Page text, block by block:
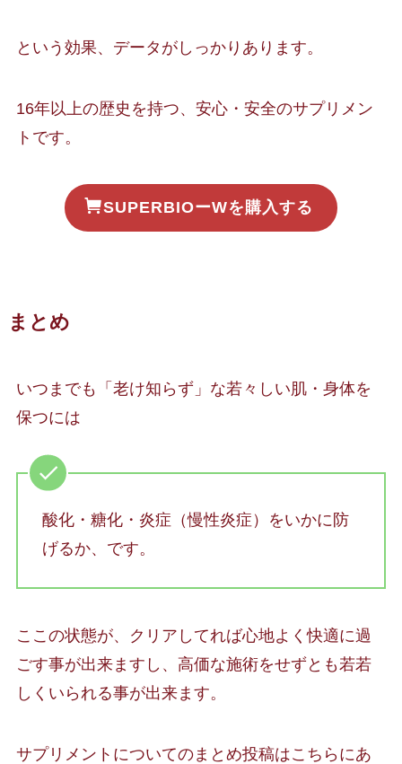
という効果、データがしっかりあります。
16年以上の歴史を持つ、安心・安全のサプリメン
トです。
SUPERBIOーWを購入する
まとめ
いつまでも「老け知らず」な若々しい肌・身体を
保つには
酸化・糖化・炎症（慢性炎症）をいかに防
げるか、です。
ここの状態が、クリアしてれば心地よく快適に過
ごす事が出来ますし、高価な施術をせずとも若若
しくいられる事が出来ます。
サプリメントについてのまとめ投稿はこちらにあ